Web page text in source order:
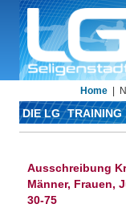
Home
DIE LG TRAINING
Ausschreibung
Männer, Frauen,
30-75